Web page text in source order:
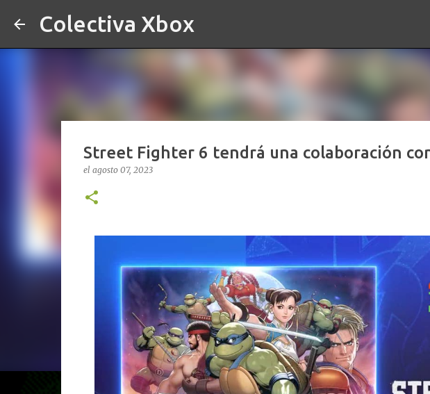
Colectiva Xbox
Street Fighter 6 tendrá una colaboración
el agosto 07, 2023